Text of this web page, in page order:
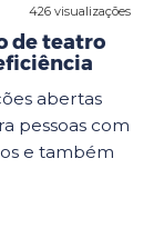
426 visualizações
de teatro
abertas
pessoas com
e também